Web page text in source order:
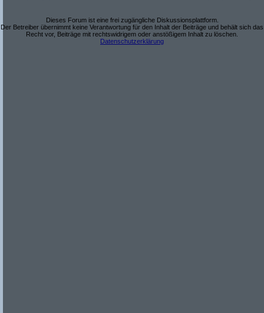
Dieses Forum ist eine frei zugängliche Diskussionsplattform.
Der Betreiber übernimmt keine Verantwortung für den Inhalt der Beiträge und behält sich das
Recht vor, Beiträge mit rechtswidrigem oder anstößigem Inhalt zu löschen.
Datenschutzerklärung